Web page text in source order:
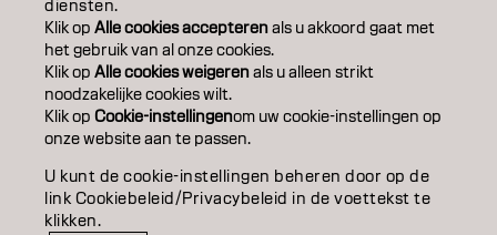
CONTACT
ColofonPrivacyverklaringCookiebeleid
GebruiksvoorwaardenToegankelijkheidsverklaring
BE | Dutch
diensten.
Klik opAlle cookies accepterenals u akkoord gaat met
het gebruik van al onze cookies.
Klik opAlle cookies weigerenals u alleen strikt
noodzakelijke cookies wilt.
Klik opCookie-instellingenom uw cookie-instellingen op
onze website aan te passen.
U kunt de cookie-instellingen beheren door op de
link Cookiebeleid/Privacybeleid in de voettekst te
klikken.